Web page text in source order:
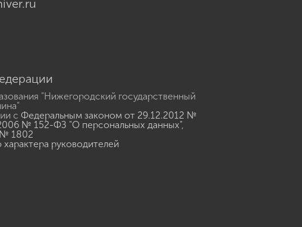
"Нижегородский государственный
с Федеральным законом от 29.12.2012 №
№ 152-ФЗ "О персональных данных",
№ 1802
руководителей